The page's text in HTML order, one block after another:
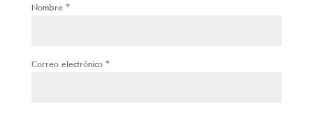
Nombre *
Correo electrónico *